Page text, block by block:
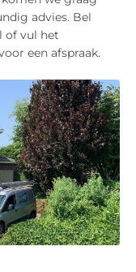
advies. Bel
of vul het
een afspraak.